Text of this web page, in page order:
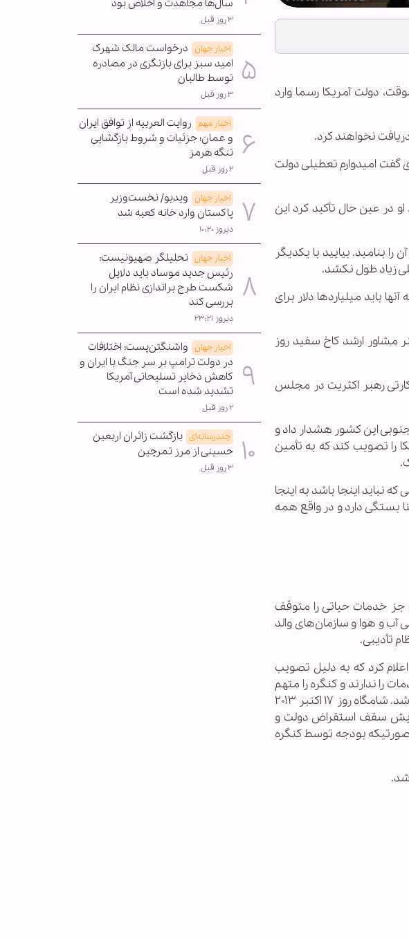
دولت آمریکا رسما وارد
گفت امیدوارم تعطیلی دولت
در عین حال تأکید کرد این
بنامید. بياييد با یکدیگر
زیاد طول نکشد.
باید میلیاردها دلار برای
مشاور ارشد کاخ سفید روز
رهبر اکثریت در مجلس
اين کشور هشدار داد و
را تصویب کند که به تأمین
نباید اینجا باشد به اینجا
بستگی دارد و در واقع همه
جز خدمات حیاتی را متوقف
آب و هوا و سازمان‌های والد
تأدیبی.
اول اکتبر ۲۰۱۳ (نهم مهر ۱۳۹۲)، «باراک اوباما» اعلام کرد که به دلیل تصویب
را ندارند و کنگره را متهم
کرد که به وظیفه خود در تصویب لایحه بودجه عمل نکرده است. بدین ترتیب دولت آمریکا تعطیل شد. شامگاه روز ۱۷ اکتبر ۲۰۱۳
افزایش سقف استقراض دولت و
دولت آمریکا پایان داد. در صورتیکه بودجه توسط کنگره
شد.
سال‌ها مجاهدت و اخلاص بود
۳ روز قبل
اخبار جهان درخواست مالک شهرک
امید سبز برای بازنگری در مصادره
توسط طالبان
۳ روز قبل
اخبار مهم روایت العربیه از توافق ایران
و عمان؛ جزئیات و شروط بازگشایی
تنگه هرمز
۲ روز قبل
اخبار جهان ویدیو/ نخست‌وزیر
پاکستان وارد خانه کعبه شد
دیروز ۱۰:۲۰
اخبار جهان تحلیلگر صهیونیست:
رئیس جدید موساد باید دلایل
شکست طرح براندازی نظام ایران را
بررسی کند
دیروز ۲۳:۲۱
اخبار جهان واشنگتن‌پست: اختلافات
در دولت ترامپ بر سر جنگ با ایران و
کاهش ذخایر تسلیحاتی آمریکا
تشدید شده است
۲ روز قبل
چندرسانه‌ای بازگشت زائران اربعین
حسینی از مرز تمرچین
۳ روز قبل